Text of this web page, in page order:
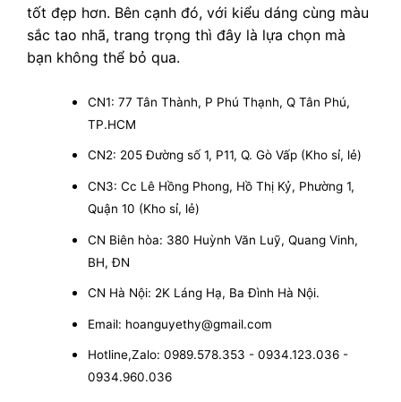
tốt đẹp hơn. Bên cạnh đó, với kiểu dáng cùng màu
sắc tao nhã, trang trọng thì đây là lựa chọn mà
bạn không thể bỏ qua.
CN1: 77 Tân Thành, P Phú Thạnh, Q Tân Phú,
TP.HCM
CN2: 205 Đường số 1, P11, Q. Gò Vấp (Kho sỉ, lẻ)
CN3: Cc Lê Hồng Phong, Hồ Thị Kỷ, Phường 1,
Quận 10 (Kho sỉ, lẻ)
CN Biên hòa: 380 Huỳnh Văn Luỹ, Quang Vinh,
BH, ĐN
CN Hà Nội: 2K Láng Hạ, Ba Đình Hà Nội.
Email: hoanguyethy@gmail.com
Hotline,Zalo: 0989.578.353 - 0934.123.036 -
0934.960.036